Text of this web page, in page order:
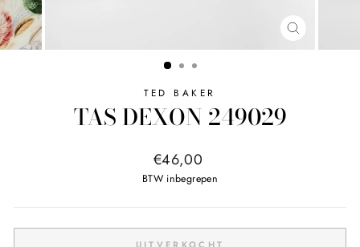
SLUITEN
TED BAKER
TAS DEXON 249029
Normale
prijs
€46,00
BTW inbegrepen
UITVERKOCHT